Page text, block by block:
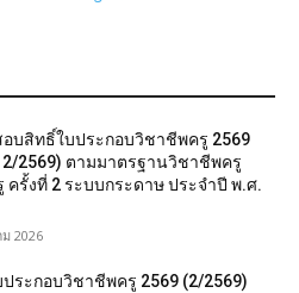
อบสิทธิ์ใบประกอบวิชาชีพครู 2569
2/2569) ตามมาตรฐานวิชาชีพครู
ครั้งที่ 2 ระบบกระดาษ ประจำปี พ.ศ.
2026
ประกอบวิชาชีพครู 2569 (2/2569)